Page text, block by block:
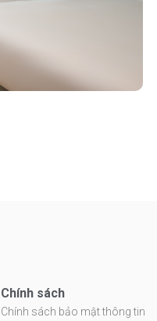
Chính sách
Chính sách bảo mật thông tin